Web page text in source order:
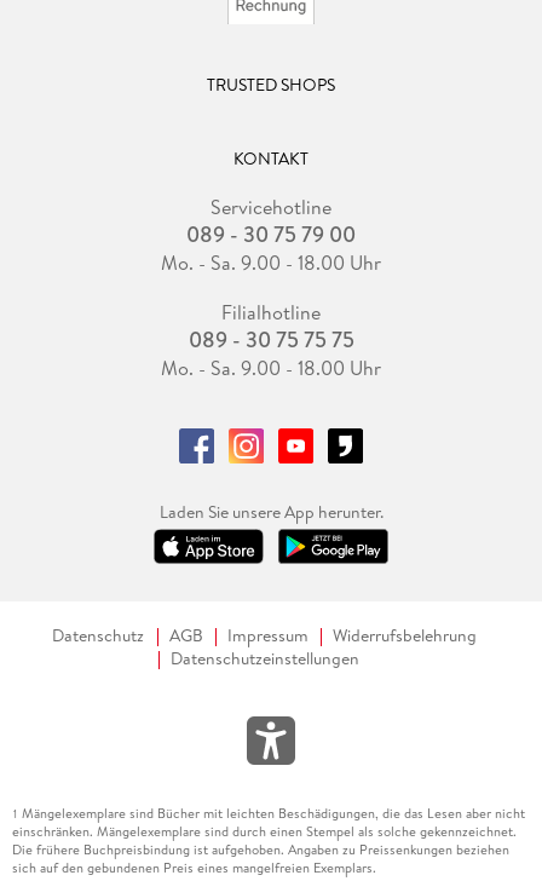
TRUSTED SHOPS
KONTAKT
Servicehotline
089 - 30 75 79 00
Mo. - Sa. 9.00 - 18.00 Uhr
Filialhotline
089 - 30 75 75 75
Mo. - Sa. 9.00 - 18.00 Uhr
Laden Sie unsere App herunter.
Datenschutz AGB Impressum
Widerrufsbelehrung
Datenschutzeinstellungen
1 Mängelexemplare sind Bücher mit leichten Beschädigungen, die das Lesen aber nicht
einschränken. Mängelexemplare sind durch einen Stempel als solche gekennzeichnet.
Die frühere Buchpreisbindung ist aufgehoben. Angaben zu Preissenkungen beziehen
sich auf den gebundenen Preis eines mangelfreien Exemplars.